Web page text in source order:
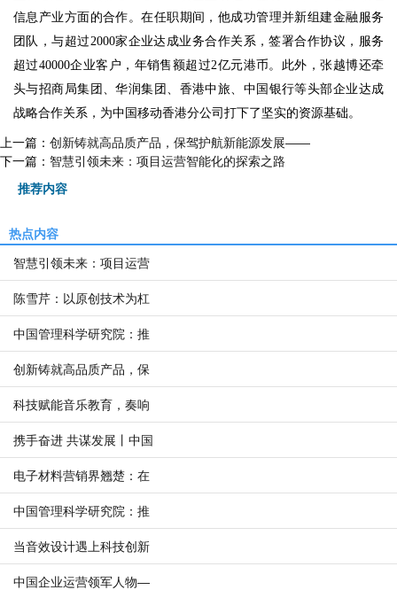
信息产业方面的合作。在任职期间，他成功管理并新组建金融服务
团队，与超过2000家企业达成业务合作关系，签署合作协议，服务
超过40000企业客户，年销售额超过2亿元港币。此外，张越博还牵
头与招商局集团、华润集团、香港中旅、中国银行等头部企业达成
战略合作关系，为中国移动香港分公司打下了坚实的资源基础。
上一篇： 创新铸就高品质产品，保驾护航新能源发展——
下一篇： 智慧引领未来：项目运营智能化的探索之路
推荐内容
热点内容
智慧引领未来：项目运营
陈雪芹：以原创技术为杠
中国管理科学研究院：推
创新铸就高品质产品，保
科技赋能音乐教育，奏响
携手奋进 共谋发展丨中国
电子材料营销界翘楚：在
中国管理科学研究院：推
当音效设计遇上科技创新
中国企业运营领军人物—